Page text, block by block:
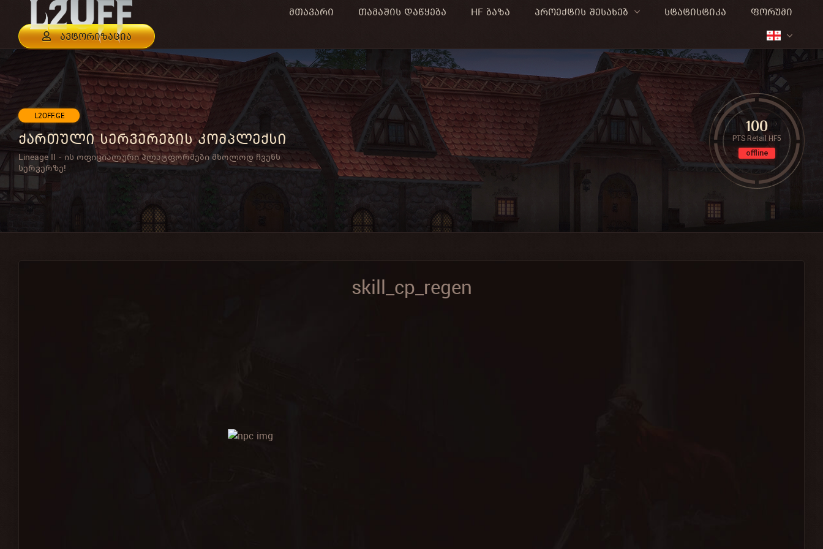
მთავარი თამაშის დაწყება HF ბაზა პროექტის შესახებ სტატისტიკა
ფორუმი
ავტორიზაცია
L2OFF.GE
ქართული სერვერების კომპლექსი
Lineage II - ის ოფიციალური პლატფორმები მხოლოდ ჩვენს
სერვერზე!
100
PTS Retail HF5
offline
skill_cp_regen